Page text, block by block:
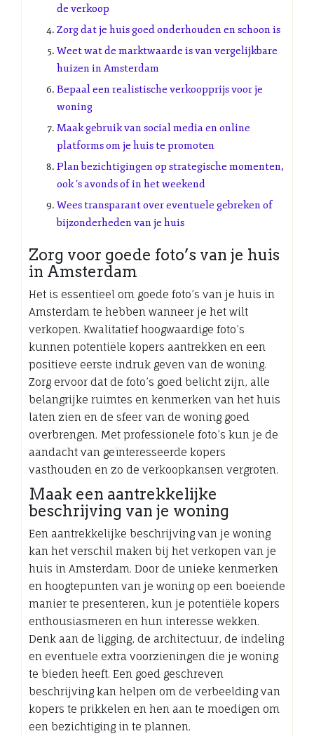
de verkoop
Zorg dat je huis goed onderhouden en schoon is
Weet wat de marktwaarde is van vergelijkbare
huizen in Amsterdam
Bepaal een realistische verkoopprijs voor je
woning
Maak gebruik van social media en online
platforms om je huis te promoten
Plan bezichtigingen op strategische momenten,
ook ’s avonds of in het weekend
Wees transparant over eventuele gebreken of
bijzonderheden van je huis
Zorg voor goede foto’s van je huis
in Amsterdam
Het is essentieel om goede foto’s van je huis in
Amsterdam te hebben wanneer je het wilt
verkopen. Kwalitatief hoogwaardige foto’s
kunnen potentiële kopers aantrekken en een
positieve eerste indruk geven van de woning.
Zorg ervoor dat de foto’s goed belicht zijn, alle
belangrijke ruimtes en kenmerken van het huis
laten zien en de sfeer van de woning goed
overbrengen. Met professionele foto’s kun je de
aandacht van geïnteresseerde kopers
vasthouden en zo de verkoopkansen vergroten.
Maak een aantrekkelijke
beschrijving van je woning
Een aantrekkelijke beschrijving van je woning
kan het verschil maken bij het verkopen van je
huis in Amsterdam. Door de unieke kenmerken
en hoogtepunten van je woning op een boeiende
manier te presenteren, kun je potentiële kopers
enthousiasmeren en hun interesse wekken.
Denk aan de ligging, de architectuur, de indeling
en eventuele extra voorzieningen die je woning
te bieden heeft. Een goed geschreven
beschrijving kan helpen om de verbeelding van
kopers te prikkelen en hen aan te moedigen om
een bezichtiging in te plannen.